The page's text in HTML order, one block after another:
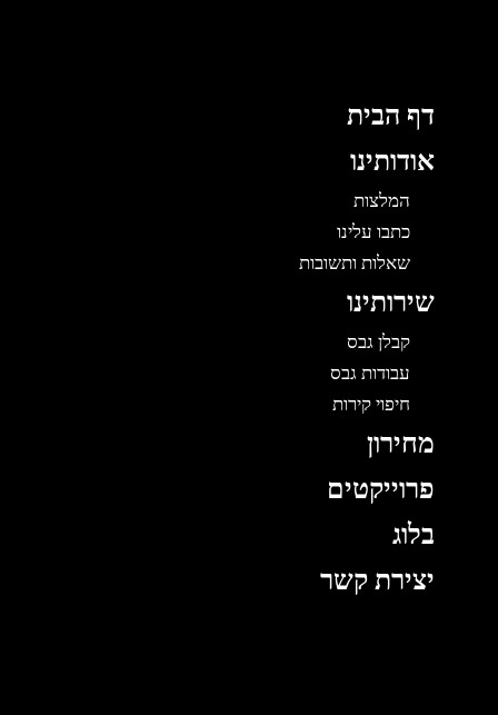
דף הבית
אודותינו
המלצות
כתבו עלינו
שאלות ותשובות
שירותינו
קבלן גבס
עבודות גבס
חיפוי קירות
מחירון
פרוייקטים
בלוג
יצירת קשר